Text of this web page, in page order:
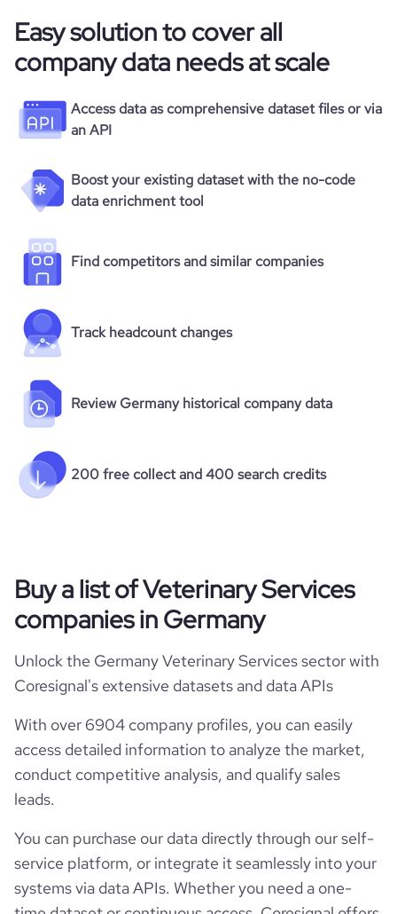
Easy solution to cover all
company data needs at scale
Access data as comprehensive dataset files or via
an API
Boost your existing dataset with the no-code
data enrichment tool
Find competitors and similar companies
Track headcount changes
Review Germany historical company data
200 free collect and 400 search credits
Buy a list of Veterinary Services
companies in Germany
Unlock the Germany Veterinary Services sector with
Coresignal's extensive datasets and data APIs
With over 6904 company profiles, you can easily
access detailed information to analyze the market,
conduct competitive analysis, and qualify sales
leads.
You can purchase our data directly through our self-
service platform, or integrate it seamlessly into your
systems via data APIs. Whether you need a one-